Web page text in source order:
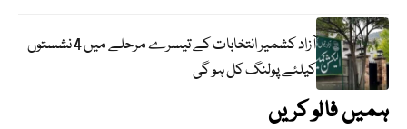
آزاد کشمیر انتخابات کے تیسرے مرحلے میں 4 نشستوں
کیلئے پولنگ کل ہو گی
ہمیں فالو کریں